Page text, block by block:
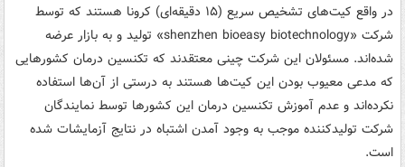
در واقع کیت‌های تشخیص سریع (۱۵ دقیقه‌ای) کرونا هستند که توسط
شرکت «shenzhen bioeasy biotechnology» تولید و به بازار عرضه
شده‌اند. مسئولان این شرکت چینی معتقدند که تکنسین درمان کشورهایی
که مدعی معیوب بودن این کیت‌ها هستند به درستی از آن‌ها استفاده
نکرده‌اند و عدم آموزش تکنسین درمان این کشورها توسط نمایندگان
شرکت تولیدکننده موجب به وجود آمدن اشتباه در نتایج آزمایشات شده
است.